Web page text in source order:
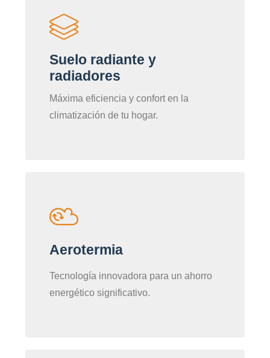
Suelo radiante y
radiadores
Máxima eficiencia y confort en la
climatización de tu hogar.
Aerotermia
Tecnología innovadora para un ahorro
energético significativo.